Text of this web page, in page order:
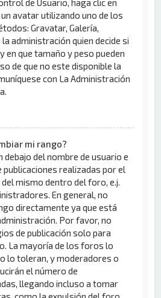
de Usuario, haga clic en
un avatar utilizando uno de los
Gravatar, Galería,
administración quien decide si
en que tamaño y peso pueden
de que no este disponible la
con La Administración
mi rango?
debajo del nombre de usuario e
publicaciones realizadas por el
mismo dentro del foro, e.j.
En general, no
directamente ya que está
Por favor, no
de publicación solo para
La mayoría de los foros lo
lo toleran, y moderadores o
el número de
llegando incluso a tomar